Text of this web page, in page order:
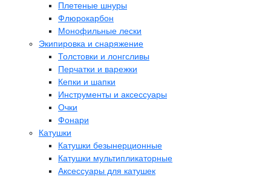
Плетеные шнуры
Флюрокарбон
Монофильные лески
Экипировка и снаряжение
Толстовки и лонгсливы
Перчатки и варежки
Кепки и шапки
Инструменты и аксессуары
Очки
Фонари
Катушки
Катушки безынерционные
Катушки мультипликаторные
Аксессуары для катушек